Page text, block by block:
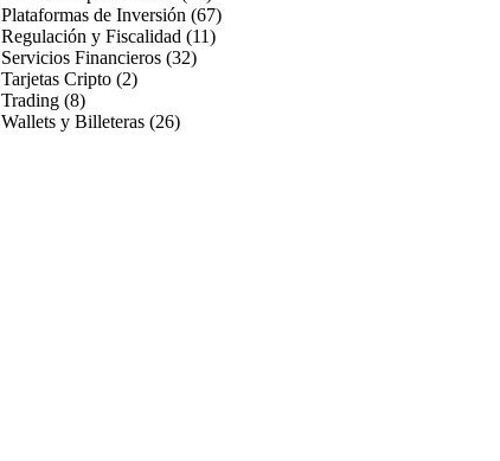
Plataformas de Inversión (67)
Regulación y Fiscalidad (11)
Servicios Financieros (32)
Tarjetas Cripto (2)
Trading (8)
Wallets y Billeteras (26)